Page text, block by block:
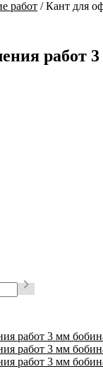
работ /Кант для
работ
